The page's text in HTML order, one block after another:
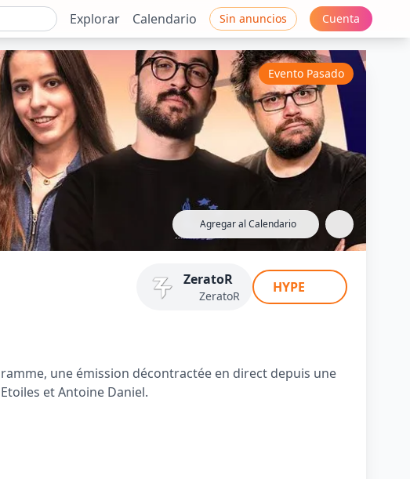
Explorar Calendario Sin anuncios Cuenta
Agregar al Calendario
Evento Pasado
ZeratoR
ZeratoR
HYPE
une émission décontractée en direct depuis une
et Antoine Daniel.